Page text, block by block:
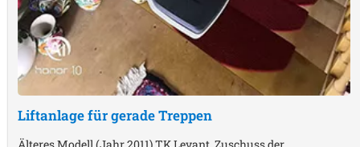
Liftanlage für gerade Treppen